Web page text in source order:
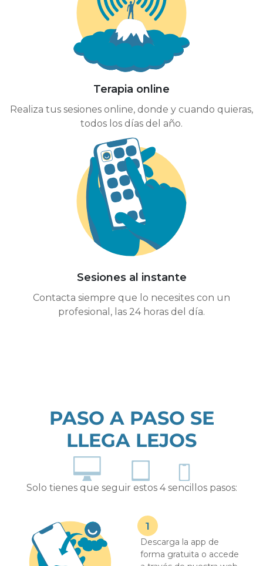
Terapia online
Realiza tus sesiones online, donde y cuando quieras,
todos los días del año.
Sesiones al instante
Contacta siempre que lo necesites con un
profesional, las 24 horas del día.
PASO A PASO SE
LLEGA LEJOS
Solo tienes que seguir estos 4 sencillos pasos:
Descarga la app de
forma gratuita o accede